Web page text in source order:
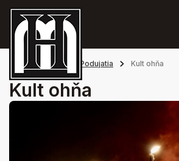
Hlavná stránka Podujatia Kult ohňa
Kult ohňa